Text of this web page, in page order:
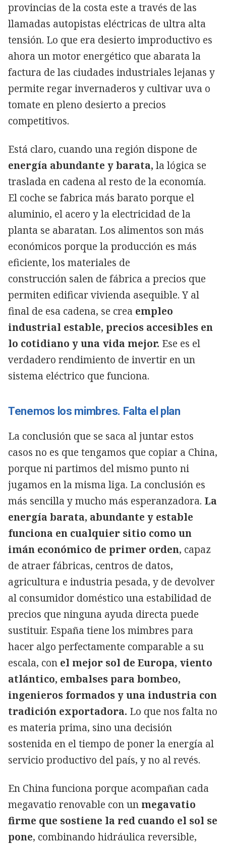
provincias de la costa este a través de las
llamadas autopistas eléctricas de ultra alta
tensión. Lo que era desierto improductivo es
ahora un motor energético que abarata la
factura de las ciudades industriales lejanas y
permite regar invernaderos y cultivar uva o
tomate en pleno desierto a precios
competitivos.
Está claro, cuando una región dispone de
energía abundante y barata, la lógica se
traslada en cadena al resto de la economía.
El coche se fabrica más barato porque el
aluminio, el acero y la electricidad de la
planta se abaratan. Los alimentos son más
económicos porque la producción es más
eficiente, los materiales de
construcción salen de fábrica a precios que
permiten edificar vivienda asequible. Y al
final de esa cadena, se crea empleo
industrial estable, precios accesibles en
lo cotidiano y una vida mejor. Ese es el
verdadero rendimiento de invertir en un
sistema eléctrico que funciona.
Tenemos los mimbres. Falta el plan
La conclusión que se saca al juntar estos
casos no es que tengamos que copiar a China,
porque ni partimos del mismo punto ni
jugamos en la misma liga. La conclusión es
más sencilla y mucho más esperanzadora. La
energía barata, abundante y estable
funciona en cualquier sitio como un
imán económico de primer orden, capaz
de atraer fábricas, centros de datos,
agricultura e industria pesada, y de devolver
al consumidor doméstico una estabilidad de
precios que ninguna ayuda directa puede
sustituir. España tiene los mimbres para
hacer algo perfectamente comparable a su
escala, con el mejor sol de Europa, viento
atlántico, embalses para bombeo,
ingenieros formados y una industria con
tradición exportadora. Lo que nos falta no
es materia prima, sino una decisión
sostenida en el tiempo de poner la energía al
servicio productivo del país, y no al revés.
En China funciona porque acompañan cada
megavatio renovable con un megavatio
firme que sostiene la red cuando el sol se
pone, combinando hidráulica reversible,